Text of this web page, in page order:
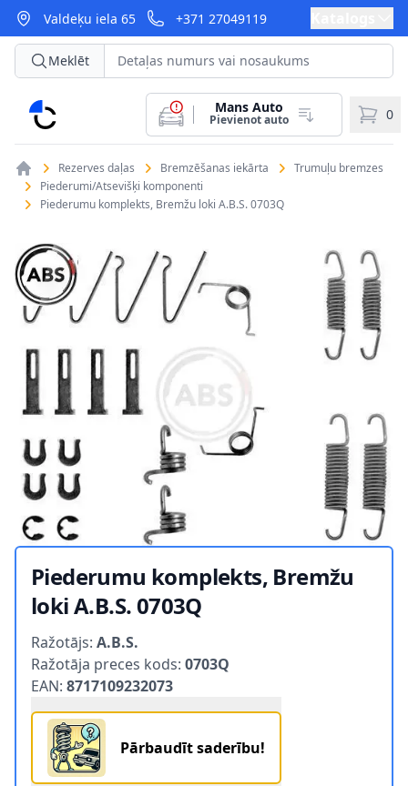
Valdeķu iela 65 +371 27049119
CarParts
Meklēt
Mans Auto
Pievienot auto 0
Rezerves daļas Bremzēšanas iekārta
Trumuļu bremzes
Piederumi/Atsevišķi komponenti
Piederumu komplekts, Bremžu loki A.B.S. 0703Q
Piederumu komplekts, Bremžu
loki A.B.S. 0703Q
Ražotājs: A.B.S.
Ražotāja preces kods: 0703Q
EAN: 8717109232073
Pārbaudīt saderību!